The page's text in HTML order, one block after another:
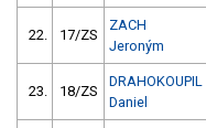
22. 17/ZS
ZACH
Jeroným
23. 18/ZS
DRAHOKOUPIL
Daniel